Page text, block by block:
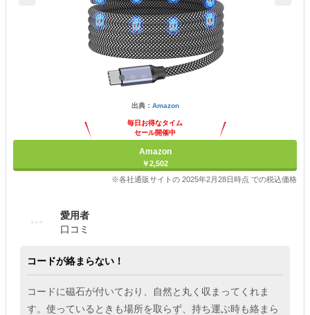
出典： Amazon
毎日お得なタイム
セール開催中
Amazon
￥2,502
※各社通販サイトの 2025年2月28日時点 での税込価格
愛用者
口コミ
コードが絡まらない！
コードに磁石が付いており、自然と丸く収まってくれま
す。使っているときも場所を取らず、持ち運ぶ時も絡まら